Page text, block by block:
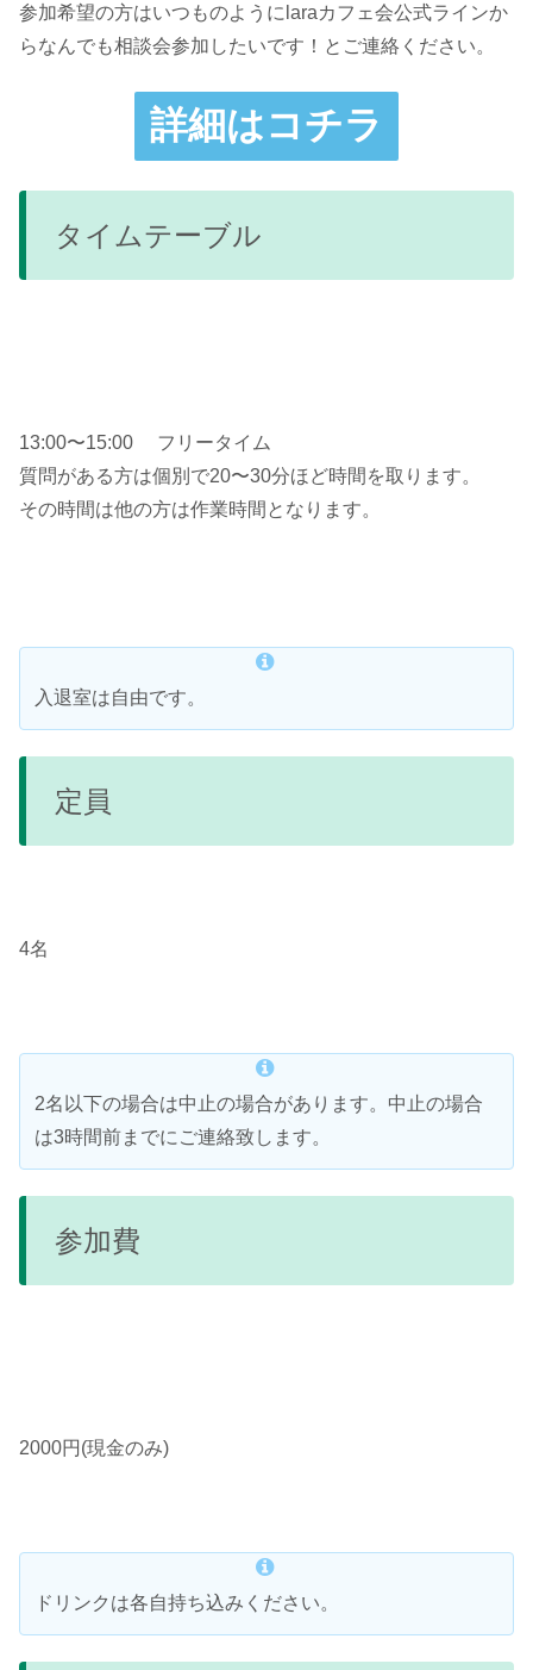
参加希望の方はいつものようにlaraカフェ会公式ラインか
らなんでも相談会参加したいです！とご連絡ください。
詳細はコチラ
タイムテーブル
13:00〜15:00 フリータイム
質問がある方は個別で20〜30分ほど時間を取ります。
その時間は他の方は作業時間となります。
入退室は自由です。
定員
4名
2名以下の場合は中止の場合があります。中止の場合
は3時間前までにご連絡致します。
参加費
2000円(現金のみ)
ドリンクは各自持ち込みください。